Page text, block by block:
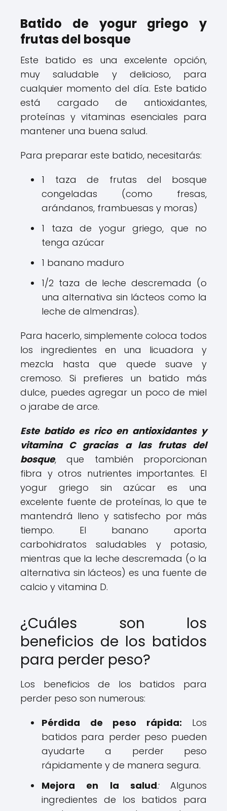
Batido de yogur griego y
frutas del bosque
Este batido es una excelente opción,
muy saludable y delicioso, para
cualquier momento del día. Este batido
está cargado de antioxidantes,
proteínas y vitaminas esenciales para
mantener una buena salud.
Para preparar este batido, necesitarás:
1 taza de frutas del bosque
congeladas (como fresas,
arándanos, frambuesas y moras)
1 taza de yogur griego, que no
tenga azúcar
1 banano maduro
1/2 taza de leche descremada (o
una alternativa sin lácteos como la
leche de almendras).
Para hacerlo, simplemente coloca todos
los ingredientes en una licuadora y
mezcla hasta que quede suave y
cremoso. Si prefieres un batido más
dulce, puedes agregar un poco de miel
o jarabe de arce.
Este batido es rico en antioxidantes y
vitamina C gracias a las frutas del
bosque, que también proporcionan
fibra y otros nutrientes importantes. El
yogur griego sin azúcar es una
excelente fuente de proteínas, lo que te
mantendrá lleno y satisfecho por más
tiempo. El banano aporta
carbohidratos saludables y potasio,
mientras que la leche descremada (o la
alternativa sin lácteos) es una fuente de
calcio y vitamina D.
¿Cuáles son los
beneficios de los batidos
para perder peso?
Los beneficios de los batidos para
perder peso son numerous:
Pérdida de peso rápida: Los
batidos para perder peso pueden
ayudarte a perder peso
rápidamente y de manera segura.
Mejora en la salud:Algunos
ingredientes de los batidos para